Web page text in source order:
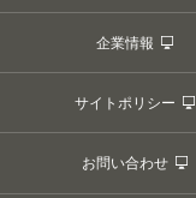
企業情報
サイトポリシー
お問い合わせ